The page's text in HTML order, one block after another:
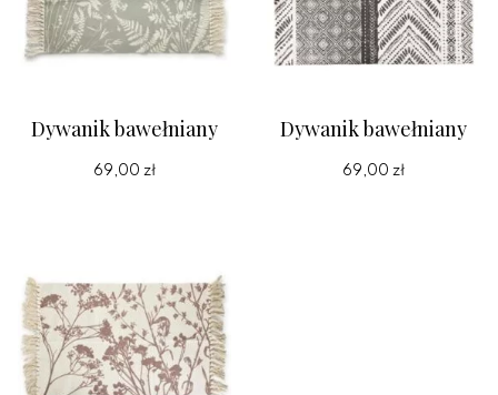
Dywanik bawełniany
69,00 zł
Dywanik bawełniany
69,00 zł